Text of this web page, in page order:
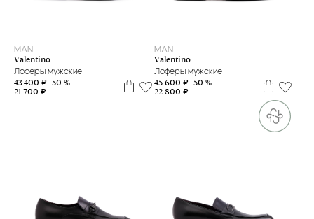
MAN
Valentino
Лоферы мужские
43 400 ₽- 50 %
21 700 ₽
MAN
Valentino
Лоферы мужские
45 600 ₽- 50 %
22 800 ₽